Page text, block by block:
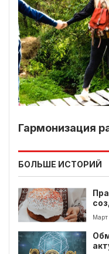
Гармонизация
БОЛЬШЕ ИСТОРИЙ
Март